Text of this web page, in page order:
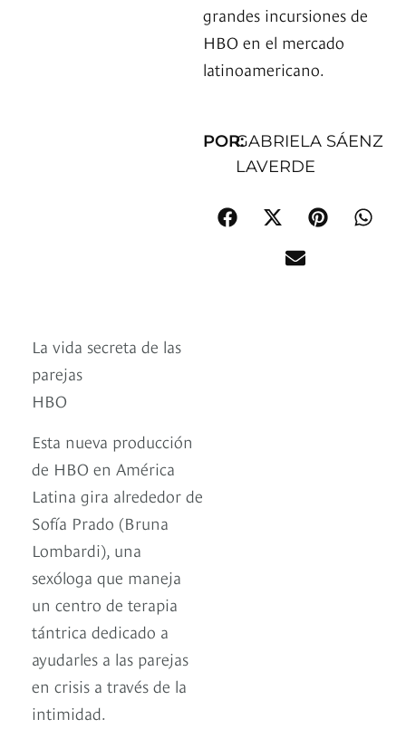
grandes incursiones de
HBO en el mercado
latinoamericano.
POR:GABRIELA SÁENZ
LAVERDE
La vida secreta de las
parejas
HBO
Esta nueva producción
de HBO en América
Latina gira alrededor de
Sofía Prado (Bruna
Lombardi), una
sexóloga que maneja
un centro de terapia
tántrica dedicado a
ayudarles a las parejas
en crisis a través de la
intimidad.